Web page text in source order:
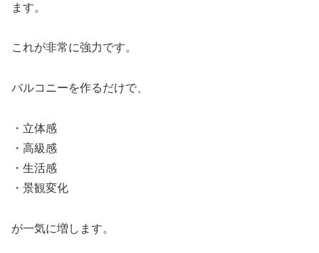
ます。
これが非常に強力です。
バルコニーを作るだけで、
・立体感
・高級感
・生活感
・景観変化
が一気に増します。